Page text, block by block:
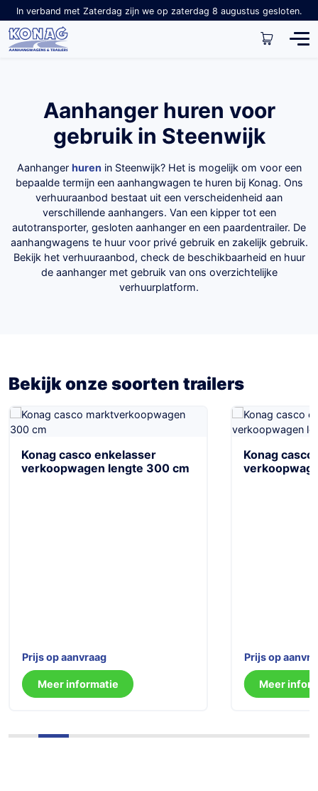
In verband met Zaterdag zijn we op zaterdag 8 augustus gesloten.
Aanhanger huren voor
gebruik in Steenwijk
Aanhanger huren in Steenwijk? Het is mogelijk om voor een
bepaalde termijn een aanhangwagen te huren bij Konag. Ons
verhuuraanbod bestaat uit een verscheidenheid aan
verschillende aanhangers. Van een kipper tot een
autotransporter, gesloten aanhanger en een paardentrailer. De
aanhangwagens te huur voor privé gebruik en zakelijk gebruik.
Bekijk het verhuuraanbod, check de beschikbaarheid en huur
de aanhanger met gebruik van ons overzichtelijke
verhuurplatform.
Bekijk onze soorten trailers
Konag casco enkelasser
verkoopwagen lengte 300 cm
Prijs op aanvraag
Meer informatie
Konag
Prijs op
Meer